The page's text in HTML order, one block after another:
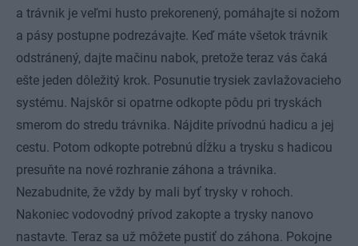
a trávnik je veľmi husto prekorenený, pomáhajte si nožom
a pásy postupne podrezávajte. Keď máte všetok trávnik
odstránený, dajte mačinu nabok, pretože teraz vás čaká
ešte jeden dôležitý krok. Posunutie trysiek zavlažovacieho
systému. Najskôr si opatrne odkopte pôdu pri tryskách
smerom do stredu trávnika. Nájdite prívodnú hadicu a jej
cestu. Potom odkopte potrebnú dĺžku a trysku s hadicou
presuňte na nové rozhranie záhona a trávnika.
Nezabudnite, že vždy by mali byť trysky v rohoch.
Nakoniec vodovodný prívod zakopte a trysky nanovo
nastavte. Teraz sa už môžete pustiť do záhona. Pokojne